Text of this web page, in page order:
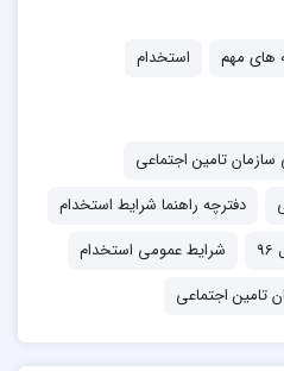
های مهم
استخدام
تامین اجتماعی
دفترچه راهنما شرایط استخدام
شرایط عمومی استخدام
تامین اجتماعی